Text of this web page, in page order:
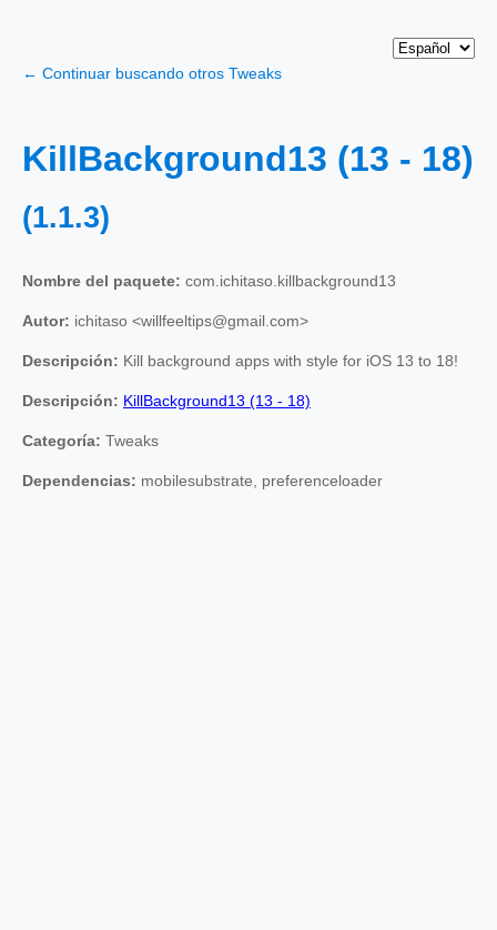
← Continuar buscando otros Tweaks
KillBackground13 (13 - 18)
(1.1.3)
Nombre del paquete: com.ichitaso.killbackground13
Autor: ichitaso <willfeeltips@gmail.com>
Descripción: Kill background apps with style for iOS 13 to 18!
Descripción: KillBackground13 (13 - 18)
Categoría: Tweaks
Dependencias: mobilesubstrate, preferenceloader